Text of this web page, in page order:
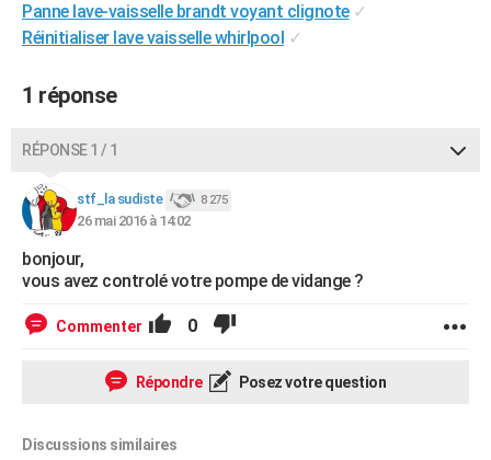
Carte de Noël
Carte Bonne année
Carte Saint-Valentin
Carte Pâques
Carte d'anniversaire
DICTIONNAIRE
COPAINS D'AVANT
S'inscrire
Se connecter
Lycées
Collèges
Primaires
Universités
Entreprises
Service militaire
Avis de recherche
AVIS DE DÉCÈS
FORUM
Bricolage
Lifestyle
Culture
Sport
Auto
Television
Voyage
Cinema
Panne lave-vaisselle brandt voyant clignote ✓
Réinitialiser lave vaisselle whirlpool ✓
1 réponse
RÉPONSE 1 / 1
stf_la sudiste 8 275
26 mai 2016 à 14:02
bonjour,
vous avez controlé votre pompe de vidange ?
Commenter 0
Répondre Posez votre question
Discussions similaires